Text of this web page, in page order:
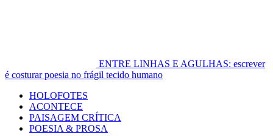
ENTRE LINHAS E AGULHAS: escrever
é costurar poesia no frágil tecido humano
Primary
Menu
HOLOFOTES
ACONTECE
PAISAGEM CRÍTICA
POESIA & PROSA